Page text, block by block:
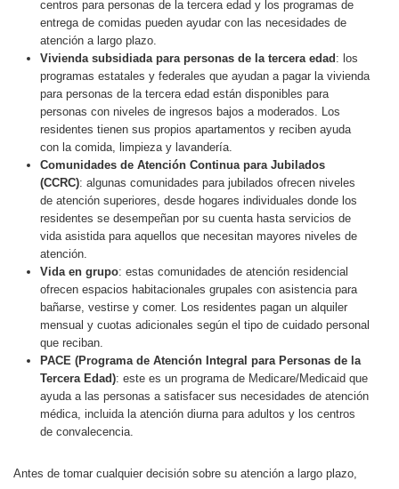
centros para personas de la tercera edad y los programas de
entrega de comidas pueden ayudar con las necesidades de
atención a largo plazo.
Vivienda subsidiada para personas de la tercera edad : los
programas estatales y federales que ayudan a pagar la vivienda
para personas de la tercera edad están disponibles para
personas con niveles de ingresos bajos a moderados. Los
residentes tienen sus propios apartamentos y reciben ayuda
con la comida, limpieza y lavandería.
Comunidades de Atención Continua para Jubilados
(CCRC): algunas comunidades para jubilados ofrecen niveles
de atención superiores, desde hogares individuales donde los
residentes se desempeñan por su cuenta hasta servicios de
vida asistida para aquellos que necesitan mayores niveles de
atención.
Vida en grupo: estas comunidades de atención residencial
ofrecen espacios habitacionales grupales con asistencia para
bañarse, vestirse y comer. Los residentes pagan un alquiler
mensual y cuotas adicionales según el tipo de cuidado personal
que reciban.
PACE (Programa de Atención Integral para Personas de la
Tercera Edad): este es un programa de Medicare/Medicaid que
ayuda a las personas a satisfacer sus necesidades de atención
médica, incluida la atención diurna para adultos y los centros
de convalecencia.
Antes de tomar cualquier decisión sobre su atención a largo plazo,